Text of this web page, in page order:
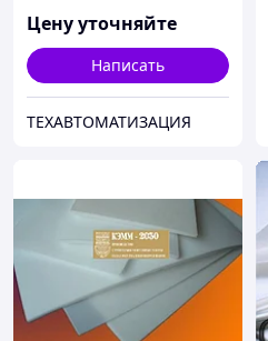
Цену уточняйте
Написать
ТЕХАВТОМАТИЗАЦИЯ